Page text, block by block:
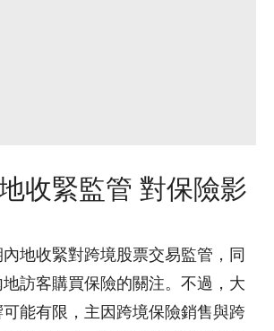
收緊監管 對保險影
地收緊對跨境股票交易監管，同
訪客購買保險的關注。不過，大
能有限，主因跨境保險銷售與跨